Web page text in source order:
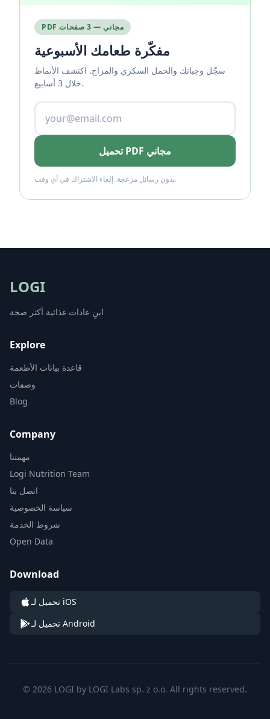
PDF مجاني — 3 صفحات
مفكّرة طعامك الأسبوعية
سجّل وجباتك والحمل السكري والمزاج. اكتشف الأنماط
خلال 3 أسابيع.
تحميل PDF مجاني
بدون رسائل مزعجة. إلغاء الاشتراك في أي وقت.
LOGI
ابنِ عادات غذائية أكثر صحة
Explore
قاعدة بيانات الأطعمة
وصفات
Blog
Company
مهمتنا
Logi Nutrition Team
اتصل بنا
سياسة الخصوصية
شروط الخدمة
Open Data
Download
تحميل لـ iOS
تحميل لـ Android
© 2026 LOGI by LOGI Labs sp. z o.o. All rights reserved.